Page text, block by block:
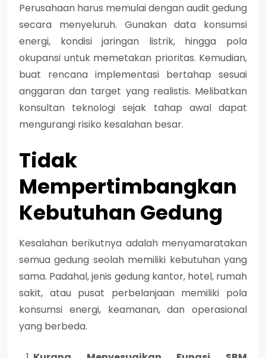
Perusahaan harus memulai denganaudit gedung
secara menyeluruh. Gunakan data konsumsi
energi, kondisi jaringan listrik, hingga pola
okupansi untuk memetakan prioritas. Kemudian,
buat rencana implementasi bertahap sesuai
anggaran dan target yang realistis. Melibatkan
konsultan teknologi sejak tahap awal dapat
mengurangi risiko kesalahan besar.
Tidak
Mempertimbangkan
Kebutuhan Gedung
Kesalahan berikutnya adalah menyamaratakan
semua gedung seolah memiliki kebutuhan yang
sama. Padahal, jenis gedung kantor, hotel, rumah
sakit, atau pusat perbelanjaan memiliki pola
konsumsi energi, keamanan, dan operasional
yang berbeda.